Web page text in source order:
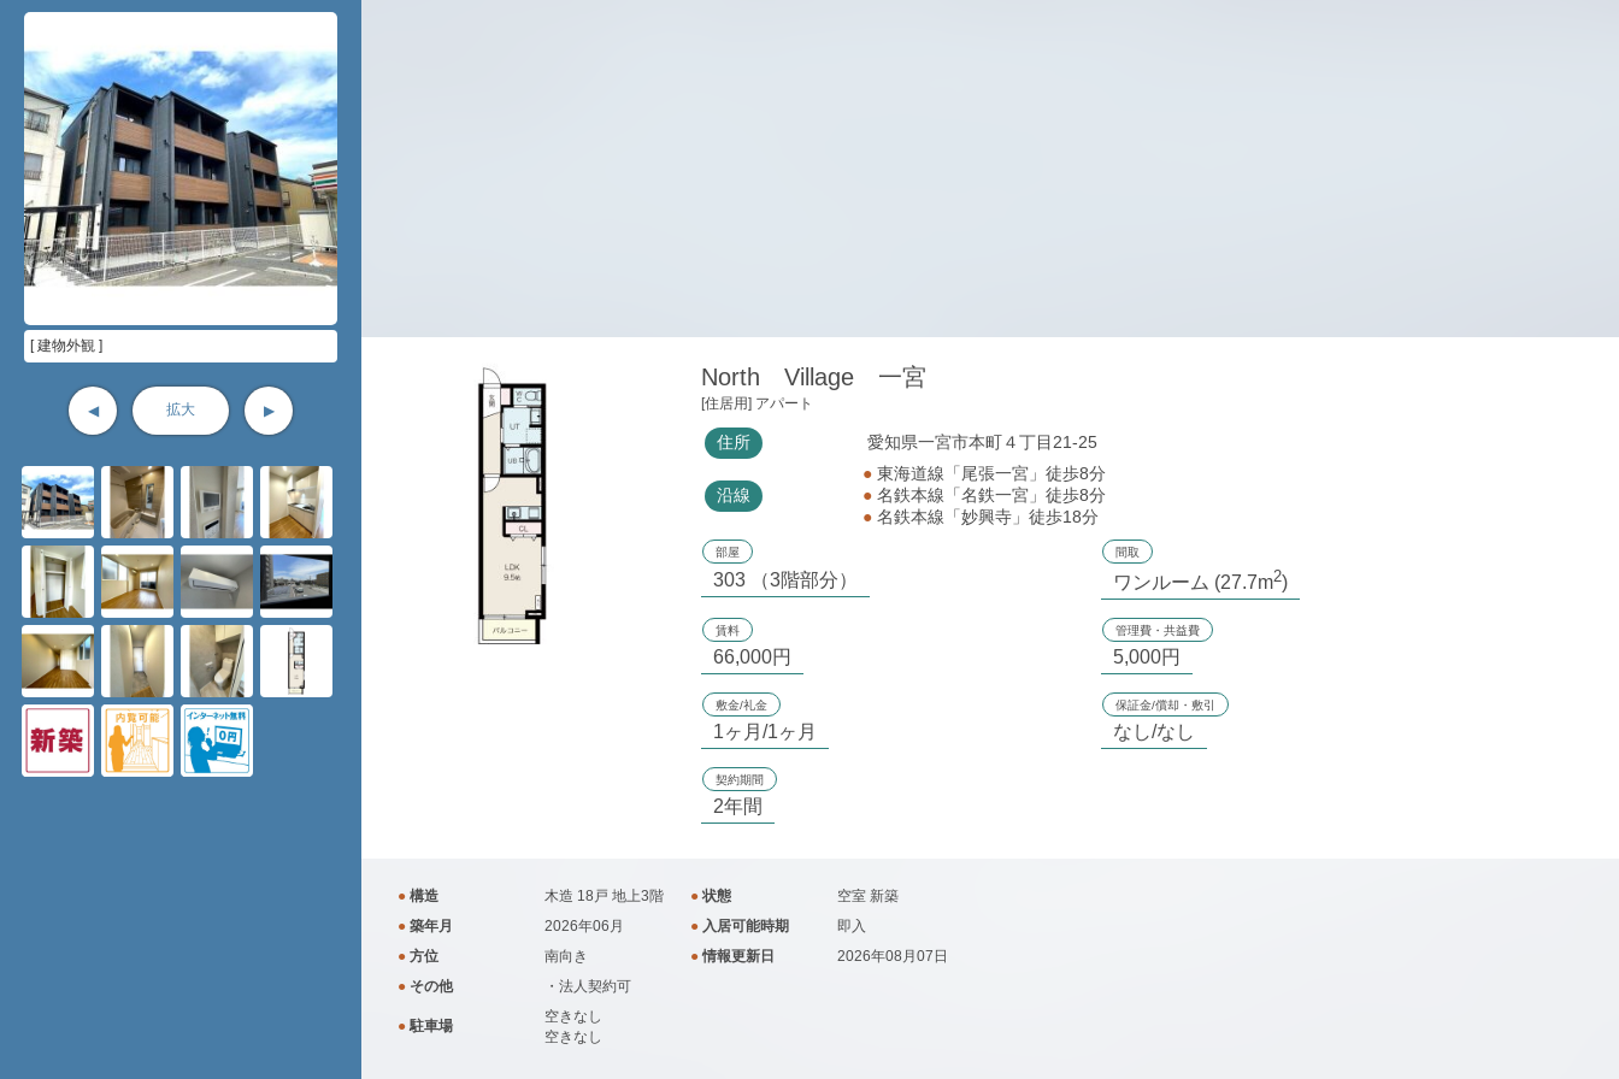
[ 建物外観 ]
◀ 拡大 ▶
North Village 一宮
[住居用] アパート
住所 愛知県一宮市本町４丁目21-25
沿線
● 東海道線「尾張一宮」徒歩8分
● 名鉄本線「名鉄一宮」徒歩8分
● 名鉄本線「妙興寺」徒歩18分
部屋 間取
303 （3階部分） ワンルーム (27.7m2)
賃料 管理費・共益費
66,000円 5,000円
敷金/礼金 保証金/償却・敷引
1ヶ月/1ヶ月 なし/なし
契約期間
2年間
● 構造 木造 18戸 地上3階 ●状態 空室 新築
● 築年月 2026年06月 ● 入居可能時期
即入
● 方位 南向き ●情報更新日
2026年08月07日
● その他 ・法人契約可
●駐車場
空きなし
空きなし